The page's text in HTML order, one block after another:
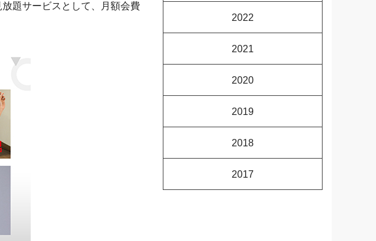
題サービスとして、月額会費
2022
2021
2020
2019
2018
2017